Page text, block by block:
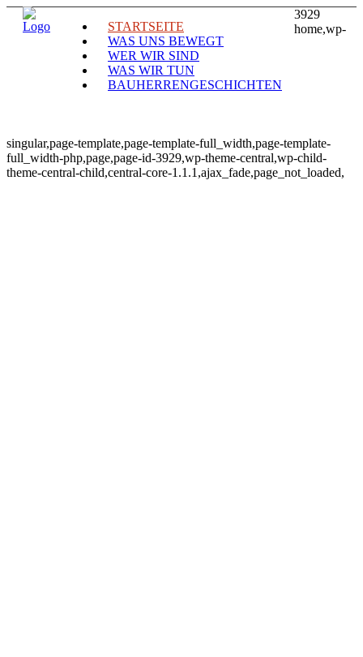
STARTSEITE
WAS UNS BEWEGT
WER WIR SIND
WAS WIR TUN
BAUHERRENGESCHICHTEN
3929
home,wp-
singular,page-template,page-template-full_width,page-template-
full_width-php,page,page-id-3929,wp-theme-central,wp-child-
theme-central-child,central-core-1.1.1,ajax_fade,page_not_loaded,